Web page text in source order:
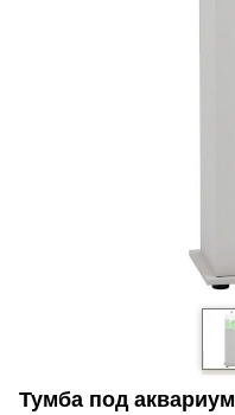
Тумба под аквариум